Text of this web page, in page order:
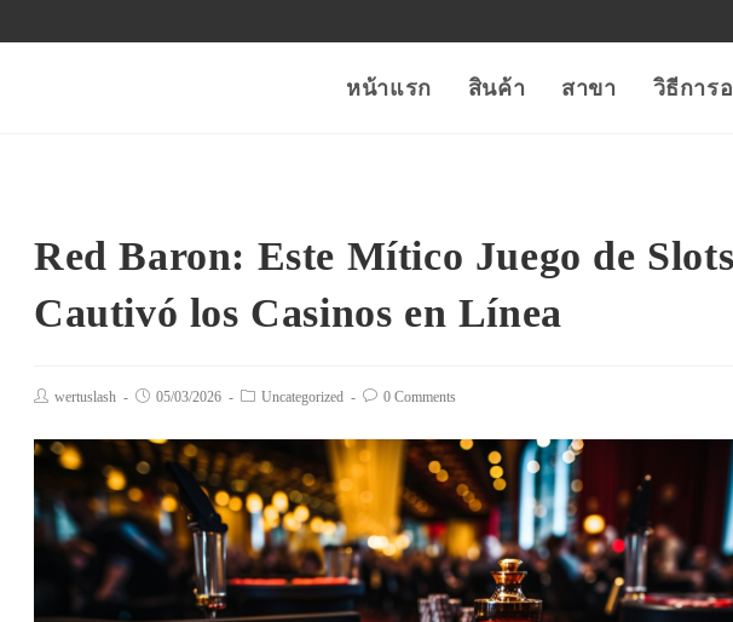
หน้าแรก สินค้า สาขา วิธีการ
Red Baron: Este Mítico Juego de
Cautivó los Casinos en Línea
Postwertuslash
Post05/03/2026
PostUncategorized
Post0 Comments